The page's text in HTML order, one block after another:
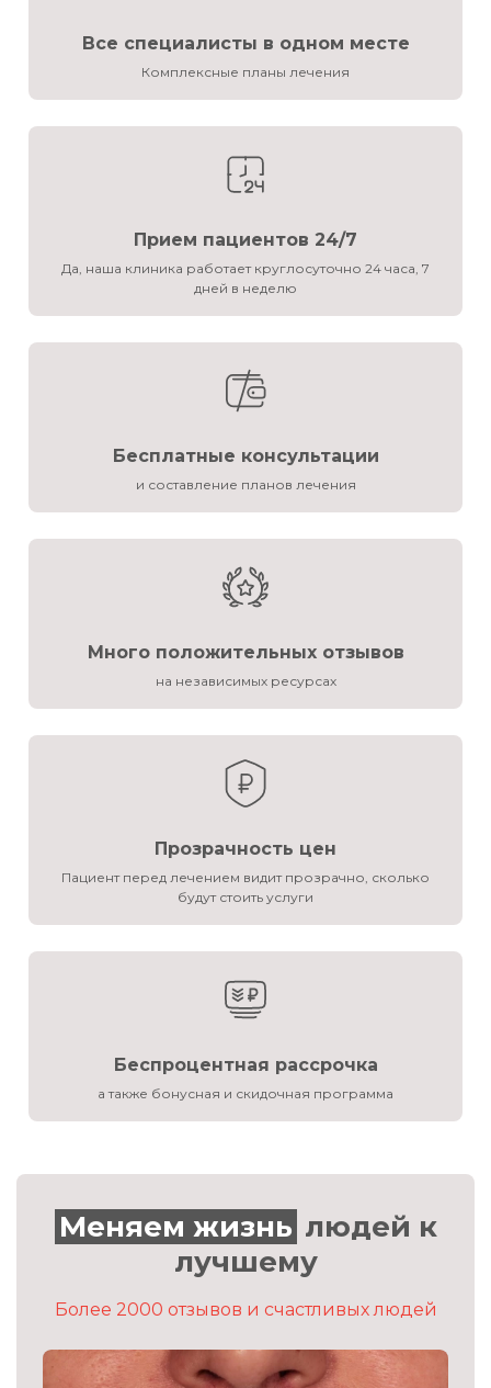
Все специалисты в одном месте
Комплексные планы лечения
Прием пациентов 24/7
Да, наша клиника работает круглосуточно 24 часа, 7
дней в неделю
Бесплатные консультации
и составление планов лечения
Много положительных отзывов
на независимых ресурсах
Прозрачность цен
Пациент перед лечением видит прозрачно, сколько
будут стоить услуги
Беспроцентная рассрочка
а также бонусная и скидочная программа
Меняем жизнь людей к
лучшему
Более 2000 отзывов и счастливых людей